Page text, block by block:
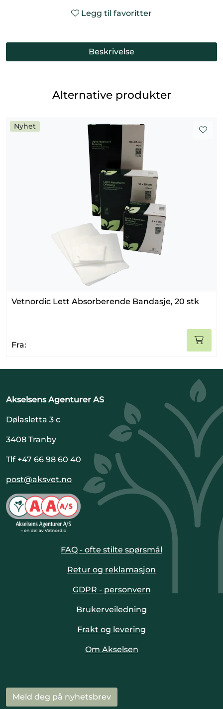
Legg til favoritter
Beskrivelse
Alternative produkter
Nyhet
Vetnordic Lett Absorberende Bandasje, 20 stk
Fra:
Akselsens Agenturer AS
Dølasletta 3 c
3408 Tranby
Tlf +47 66 98 60 40
post@aksvet.no
FAQ - ofte stilte spørsmål
Retur og reklamasjon
GDPR - personvern
Brukerveiledning
Frakt og levering
Om Akselsen
Meld deg på nyhetsbrev